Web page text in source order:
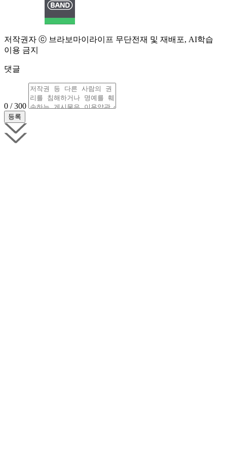
저작권자 ⓒ 브라보마이라이프 무단전재 및 재배포, AI학습
이용 금지
댓글
0 / 300